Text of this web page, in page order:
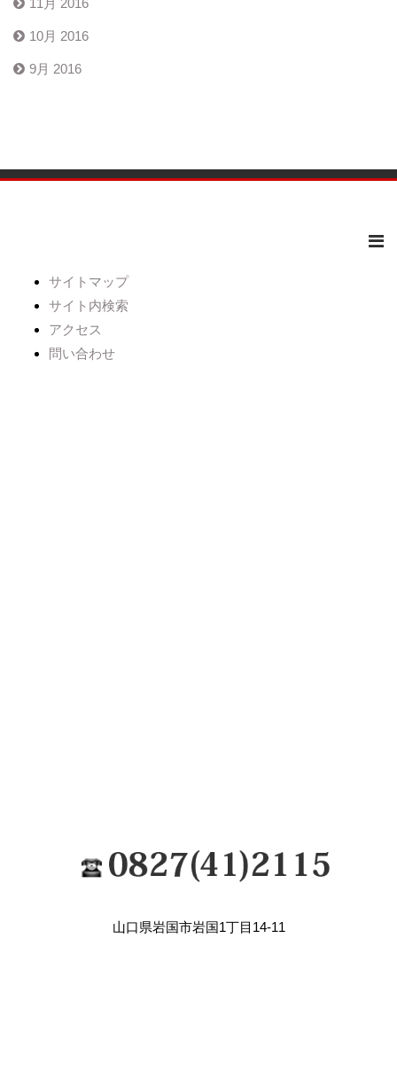
10月 2016
9月 2016
サイトマップ
サイト内検索
アクセス
問い合わせ
山口県岩国市岩国1丁目14-11